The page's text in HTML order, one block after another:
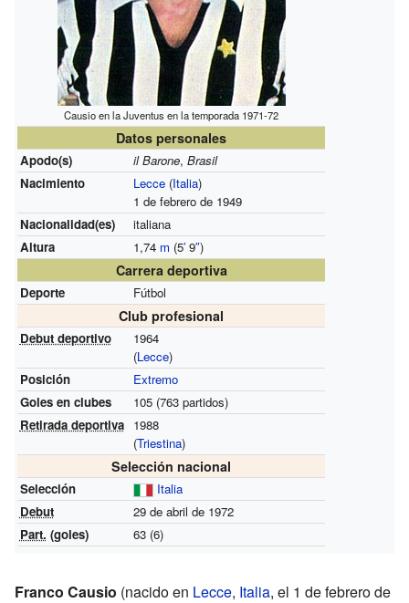
Causio en la Juventus en la temporada 1971-72
Datos personales
Apodo(s) il Barone, Brasil
Nacimiento
Lecce(Italia)
1 de febrero de 1949
Nacionalidad(es)
italiana
Altura
1,74 m (5′9″)
Carrera deportiva
Deporte Fútbol
Club profesional
Debut deportivo
1964
(Lecce)
Posición
Extremo
Goles en clubes
105 (763 partidos)
Retirada deportiva 1988
(Triestina)
Selección nacional
Selección
Italia
Debut
29 de abril de 1972
Part. (goles) 63 (6)
Franco Causio (nacido en Lecce, Italia, el 1 de febrero de